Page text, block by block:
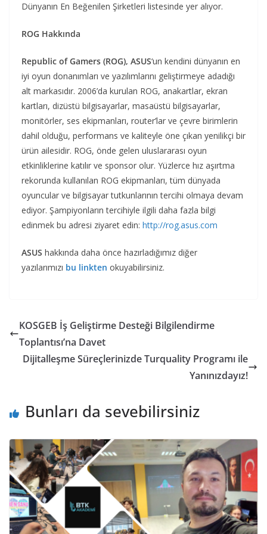
Dünyanın En Beğenilen Şirketleri listesinde yer alıyor.
ROG Hakkında
Republic of Gamers (ROG), ASUS‘un kendini dünyanın en
iyi oyun donanımları ve yazılımlarını geliştirmeye adadığı
alt markasıdır. 2006’da kurulan ROG, anakartlar, ekran
kartları, dizüstü bilgisayarlar, masaüstü bilgisayarlar,
monitörler, ses ekipmanları, router’lar ve çevre birimlerin
dahil olduğu, performans ve kaliteyle öne çıkan yenilikçi bir
ürün ailesidir. ROG, önde gelen uluslararası oyun
etkinliklerine katılır ve sponsor olur. Yüzlerce hız aşırtma
rekorunda kullanılan ROG ekipmanları, tüm dünyada
oyuncular ve bilgisayar tutkunlarının tercihi olmaya devam
ediyor. Şampiyonların tercihiyle ilgili daha fazla bilgi
edinmek bu adresi ziyaret edin: http://rog.asus.com
ASUS hakkında daha önce hazırladığımız diğer
yazılarımızı bu linkten okuyabilirsiniz.
KOSGEB İş Geliştirme Desteği Bilgilendirme
Toplantısı’na Davet
Dijitalleşme Süreçlerinizde Turquality Programı ile
Yanınızdayız!
Bunları da sevebilirsiniz